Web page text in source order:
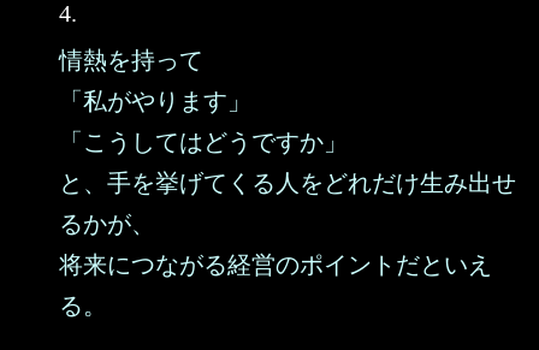
4.
情熱を持って
「私がやります」
「こうしてはどうですか」
と、手を挙げてくる人をどれだけ生み出せ
るかが、
将来につながる経営のポイントだといえ
る。